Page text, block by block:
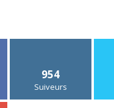
954
Suiveurs